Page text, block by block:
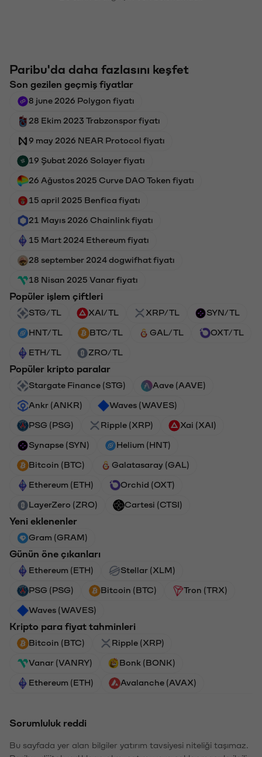
Paribu'da daha fazlasını keşfet
Son gezilen geçmiş fiyatlar
8 june 2026 Polygon fiyatı
28 Ekim 2023 Trabzonspor fiyatı
9 may 2026 NEAR Protocol fiyatı
19 Şubat 2026 Solayer fiyatı
26 Ağustos 2025 Curve DAO Token fiyatı
15 april 2025 Benfica fiyatı
21 Mayıs 2026 Chainlink fiyatı
15 Mart 2024 Ethereum fiyatı
28 september 2024 dogwifhat fiyatı
18 Nisan 2025 Vanar fiyatı
Popüler işlem çiftleri
STG/TL XAI/TL XRP/TL SYN/TL
HNT/TL BTC/TL GAL/TL OXT/TL
ETH/TL ZRO/TL
Popüler kripto paralar
Stargate Finance (STG) Aave (AAVE)
Ankr (ANKR) Waves (WAVES)
PSG (PSG) Ripple (XRP) Xai (XAI)
Synapse (SYN) Helium (HNT)
Bitcoin (BTC) Galatasaray (GAL)
Ethereum (ETH) Orchid (OXT)
LayerZero (ZRO) Cartesi (CTSI)
Yeni eklenenler
Gram (GRAM)
Günün öne çıkanları
Ethereum (ETH) Stellar (XLM)
PSG (PSG) Bitcoin (BTC) Tron (TRX)
Waves (WAVES)
Kripto para fiyat tahminleri
Bitcoin (BTC) Ripple (XRP)
Vanar (VANRY) Bonk (BONK)
Ethereum (ETH) Avalanche (AVAX)
Sorumluluk reddi
Bu sayfada yer alan bilgiler yatırım tavsiyesi niteliği taşımaz.